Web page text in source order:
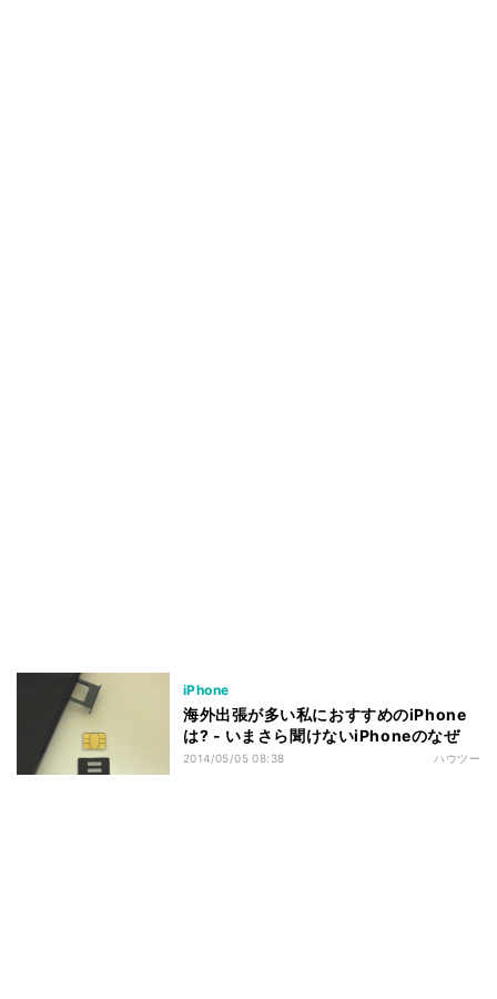
iPhone
海外出張が多い私におすすめのiPhone
は? - いまさら聞けないiPhoneのなぜ
2014/05/05 08:38 ハウツー